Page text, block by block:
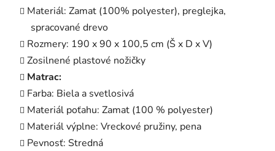
Materiál: Zamat (100% polyester), preglejka,
spracované drevo
Rozmery: 190 x 90 x 100,5 cm (Š x D x V)
Zosilnené plastové nožičky
Matrac:
Farba: Biela a svetlosivá
Materiál poťahu: Zamat (100 % polyester)
Materiál výplne: Vreckové pružiny, pena
Pevnosť: Stredná